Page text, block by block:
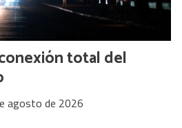
total del
agosto de 2026